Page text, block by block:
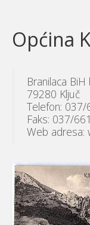
Općina
Branilaca BiH
79280 Ključ
Telefon:
Faks: 037/
Web adresa: